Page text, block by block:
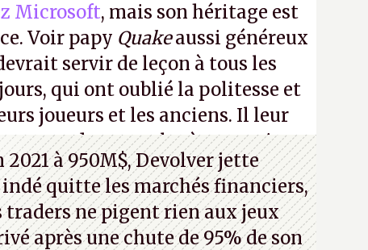
Microsoft, mais son héritage est
Voir papy Quakeaussi généreux
servir de leçon à tous les
jours, qui ont oublié la politesse et
joueurs et les anciens. Il leur
des consoles à ces petits
2021 à 950M$, Devolver jette
quitte les marchés financiers,
ne pigent rien aux jeux
après une chute de 95% de son